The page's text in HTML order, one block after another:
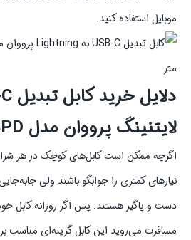
موبایل استفاده کنید.
لایتنینگ پرووان مدل PCC325PD
اگرچه ممکن است کابل‌های کوچک در هر
نیاز‌های کمتری را جوابگو باشند ولی
دست و پاگیر هستند. پس اگر روزانه کابل
مسافرت می‌روید این کابل گزینه‌ای مناسب